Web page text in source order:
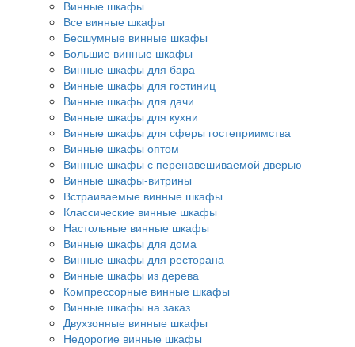
Винные шкафы
Все винные шкафы
Бесшумные винные шкафы
Большие винные шкафы
Винные шкафы для бара
Винные шкафы для гостиниц
Винные шкафы для дачи
Винные шкафы для кухни
Винные шкафы для сферы гостеприимства
Винные шкафы оптом
Винные шкафы с перенавешиваемой дверью
Винные шкафы-витрины
Встраиваемые винные шкафы
Классические винные шкафы
Настольные винные шкафы
Винные шкафы для дома
Винные шкафы для ресторана
Винные шкафы из дерева
Компрессорные винные шкафы
Винные шкафы на заказ
Двухзонные винные шкафы
Недорогие винные шкафы